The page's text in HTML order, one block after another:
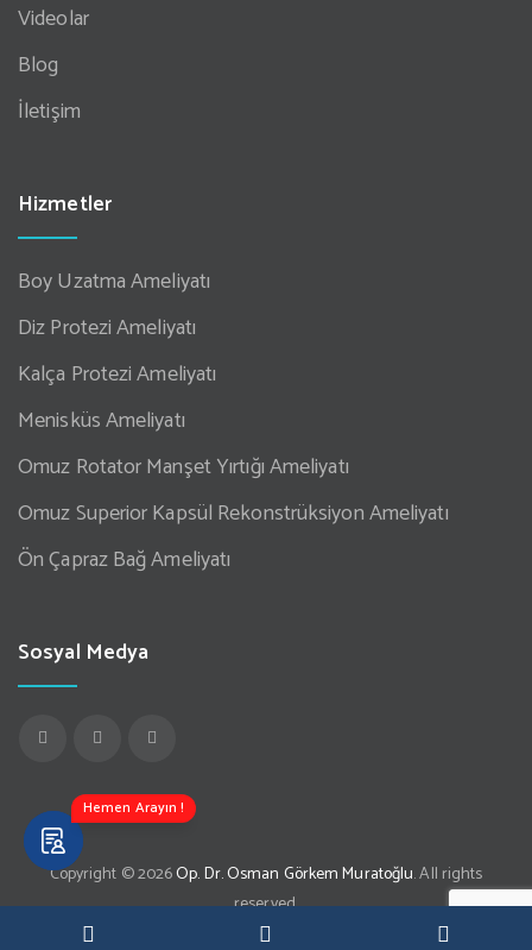
Videolar
Blog
İletişim
Hizmetler
Boy Uzatma Ameliyatı
Diz Protezi Ameliyatı
Kalça Protezi Ameliyatı
Menisküs Ameliyatı
Omuz Rotator Manşet Yırtığı Ameliyatı
Omuz Superior Kapsül Rekonstrüksiyon Ameliyatı
Ön Çapraz Bağ Ameliyatı
Sosyal Medya
Copyright © 2026Op. Dr. Osman Görkem Muratoğlu. All rights
reserved.
Hemen Arayın !